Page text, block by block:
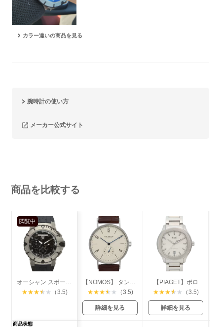
カラー違いの商品を見る
腕時計の使い方
メーカー公式サイト
商品を比較する
閲覧中
オーシャン スポーツ クロノグラフ ザリウム
★★★★ ★ （3.5)
【NOMOS】 タンジェント
★★★★ ★ （3.5)
詳細を見る
【PIAGET】ポロ
★★★★ ★ （3.5)
詳細を見る
商品状態